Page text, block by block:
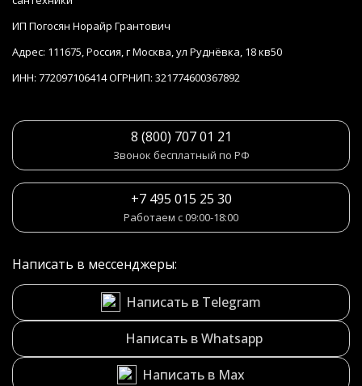
ИП Погосян Норайр Грантович
Адрес: 111675, Россия, г Москва, ул Руднёвка, 18 кв50
ИНН: 772097106414 ОГРНИП: 321774600367892
8 (800) 707 01 21
Звонок бесплатный по РФ
+7 495 015 25 30
Работаем с 09:00-18:00
Написать в мессенджеры:
Написать в Telegram
Написать в Whatsapp
Написать в Max